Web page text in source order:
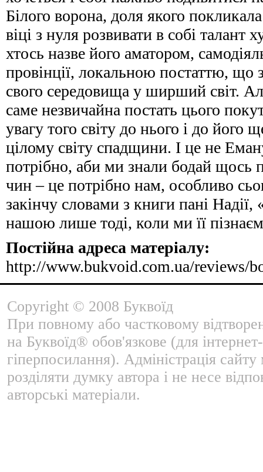
Білого ворона, доля якого
віці з нуля розвивати в собі
хтось назве його аматором,
провінції, локальною постаттю, що
свого середовища у ширший світ.
саме незвичайна постать цього
увагу того світу до нього і до його
цілому світу спадщини. І це не
потрібно, аби ми знали бодай щось
чин – це потрібно нам, особливо
закінчу словами з книги пані
нашою лише тоді, коли ми її
Постійна адреса матеріалу:
http://www.bukvoid.com.ua/reviews/
Copyright © 2008 Буквоїд
При повному або частковому
на Буквоїд® обов'язкове (для
гіперпосилання). Адміністрація
розділяти думку автора і не несе
авторські матеріали.